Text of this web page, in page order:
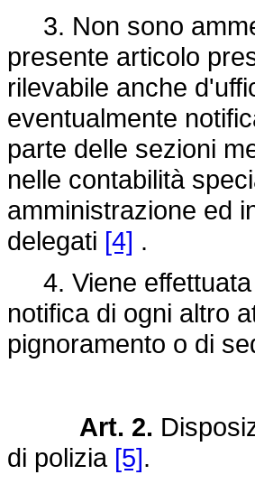
3. Non sono
presente articolo
rilevabile anche
eventualmente
parte delle sezioni
nelle contabilità
amministrazione ed
delegati [4] .
4. Viene effettuata
notifica di ogni altro
pignoramento o di
Art. 2.
di polizia [5].